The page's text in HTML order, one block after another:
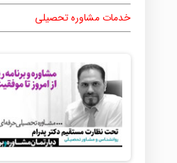
خدمات مشاوره تحصیلی